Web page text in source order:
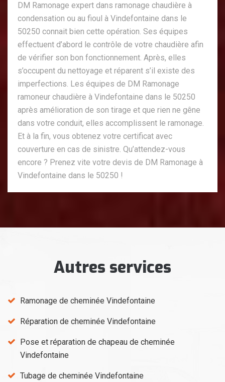
DM Ramonage expert dans ramonage chaudière à
condensation ou au fioul à Vindefontaine dans le
50250 connait bien cette opération. Ses équipes
effectuent d’abord le contrôle de votre chaudière afin
de vérifier son bon fonctionnement. Après, elles
s’occupent du nettoyage et réparent s’il existe des
imperfections. Les équipes de DM Ramonage
ramoneur chaudière à Vindefontaine dans le 50250
après amélioration de son tirage et que rien ne gêne
dans votre conduit, elles accomplissent le ramonage.
Et à la fin, vous obtenez votre certificat avec
couverture en cas de sinistre. Qu’attendez-vous
encore ? Prenez vite votre devis de DM Ramonage à
Vindefontaine dans le 50250 !
Autres services
Ramonage de cheminée Vindefontaine
Réparation de cheminée Vindefontaine
Pose et réparation de chapeau de cheminée
Vindefontaine
Tubage de cheminée Vindefontaine